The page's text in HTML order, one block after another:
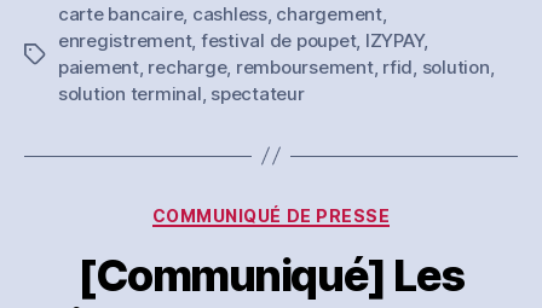
de
paiement
cashless
Étiquettes
carte bancaire, cashless, chargement,
enregistrement, festival de poupet, IZYPAY,
paiement, recharge, remboursement, rfid solution
solution terminal spectateur
Catégories
COMMUNIQUÉ DE PRESSE
[Communiqué] Les